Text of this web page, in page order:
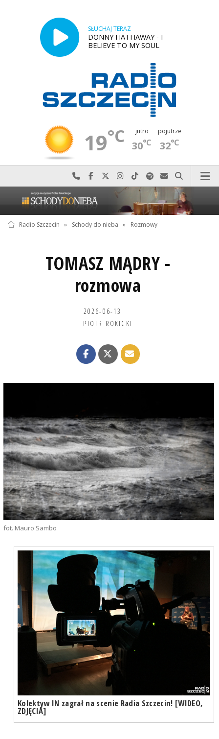
SŁUCHAJ TERAZ
DONNY HATHAWAY - I
BELIEVE TO MY SOUL
19°C jutro
30°C
pojutrze
32°C
Najlepiej po prostu do nas zadzwoń
Odwiedź nas na Facebook-u
Odwiedź nas na X
Odwiedź nas na Instagram-ie
Odwiedź nas na TikTok-u
Szukaj nas na Spotify
Wyślij do nas
Szukaj
Radio Szczecin » Schody do nieba » Rozmowy
TOMASZ MĄDRY -
rozmowa
2026-06-13
PIOTR ROKICKI
fot. Mauro Sambo
Kolektyw IN zagrał na scenie Radia Szczecin! [WIDEO,
ZDJĘCIA]